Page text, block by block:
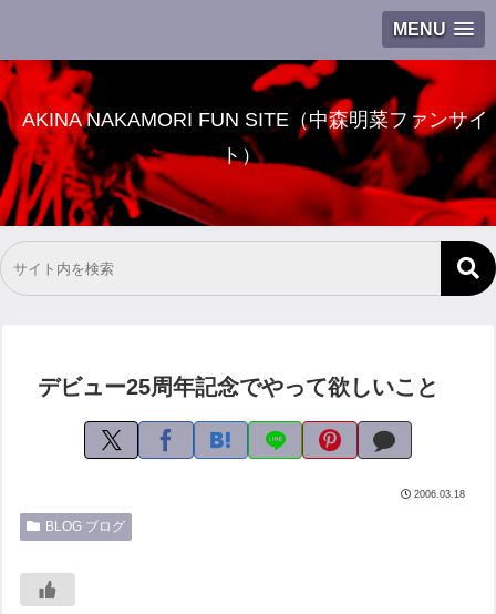
MENU
AKINA NAKAMORI FUN SITE（中森明菜ファンサイ
ト）
デビュー25周年記念でやって欲しいこと
2006.03.18
BLOG ブログ